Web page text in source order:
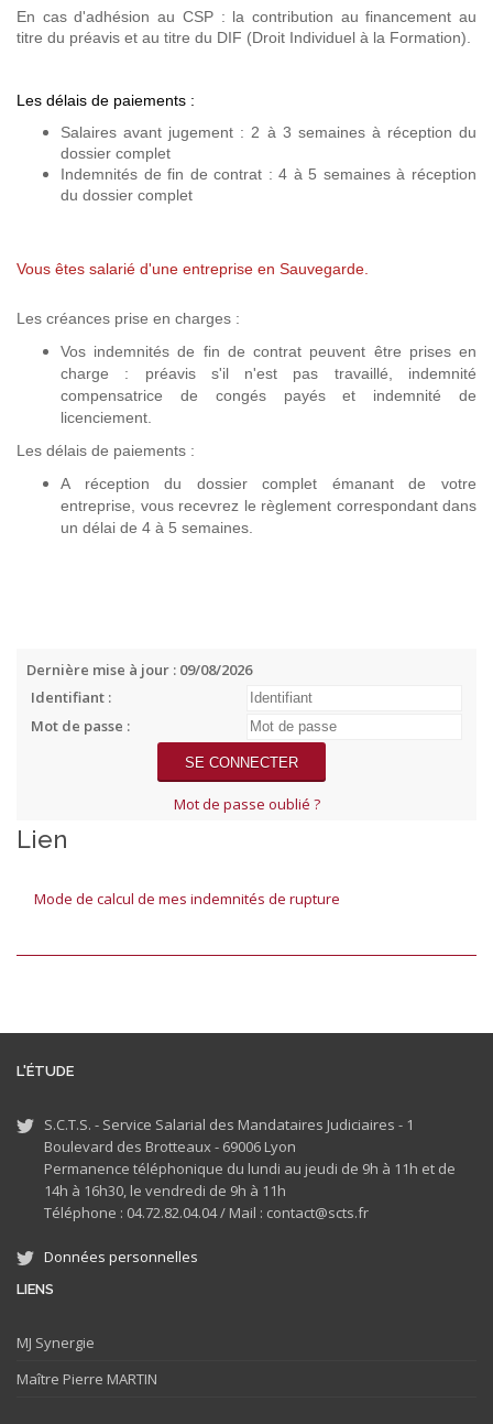
En cas d'adhésion au CSP : la contribution au financement au
titre du préavis et au titre du DIF (Droit Individuel à la Formation).
Les délais de paiements :
Salaires avant jugement : 2 à 3 semaines à réception du
dossier complet
Indemnités de fin de contrat : 4 à 5 semaines à réception
du dossier complet
Vous êtes salarié d'une entreprise en Sauvegarde.
Les créances prise en charges :
Vos indemnités de fin de contrat peuvent être prises en
charge : préavis s'il n'est pas travaillé, indemnité
compensatrice de congés payés et indemnité de
licenciement.
Les délais de paiements :
A réception du dossier complet émanant de votre
entreprise, vous recevrez le règlement correspondant dans
un délai de 4 à 5 semaines.
Dernière mise à jour : 09/08/2026
Identifiant :
Mot de passe :
Mot de passe oublié ?
Lien
Mode de calcul de mes indemnités de rupture
L'ÉTUDE
S.C.T.S. - Service Salarial des Mandataires Judiciaires - 1
Boulevard des Brotteaux - 69006 Lyon
Permanence téléphonique du lundi au jeudi de 9h à 11h et de
14h à 16h30, le vendredi de 9h à 11h
Téléphone : 04.72.82.04.04 / Mail : contact@scts.fr
Données personnelles
LIENS
MJ Synergie
Maître Pierre MARTIN